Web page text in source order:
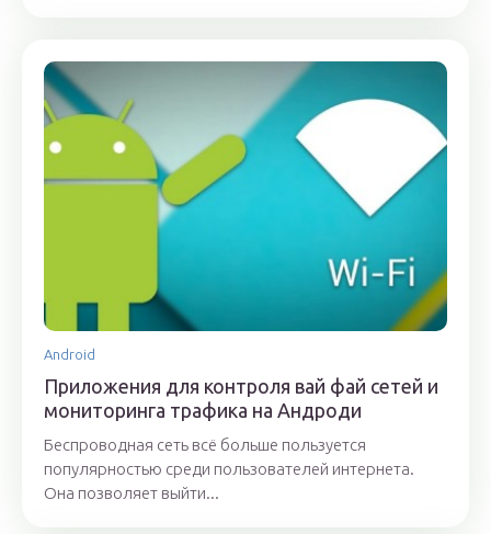
Android
Приложения для контроля вай фай сетей и
мониторинга трафика на Андроди
Беспроводная сеть всё больше пользуется
популярностью среди пользователей интернета.
Она позволяет выйти...